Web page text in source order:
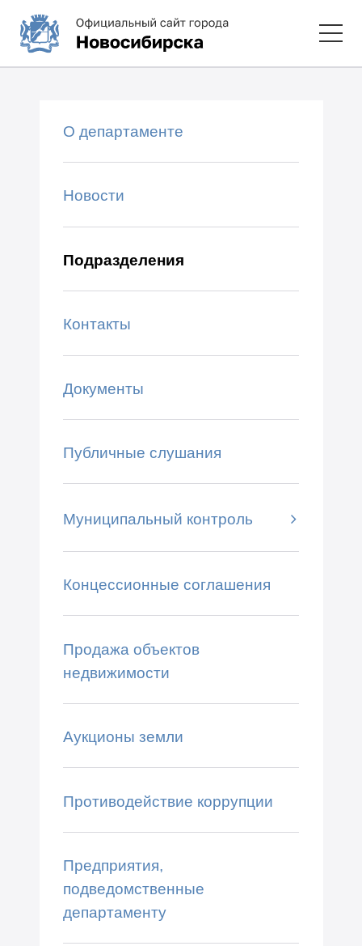
О департаменте
Новости
Подразделения
Контакты
Документы
Публичные слушания
Муниципальный контроль
Концессионные соглашения
Продажа объектов
недвижимости
Аукционы земли
Противодействие коррупции
Предприятия,
подведомственные
департаменту